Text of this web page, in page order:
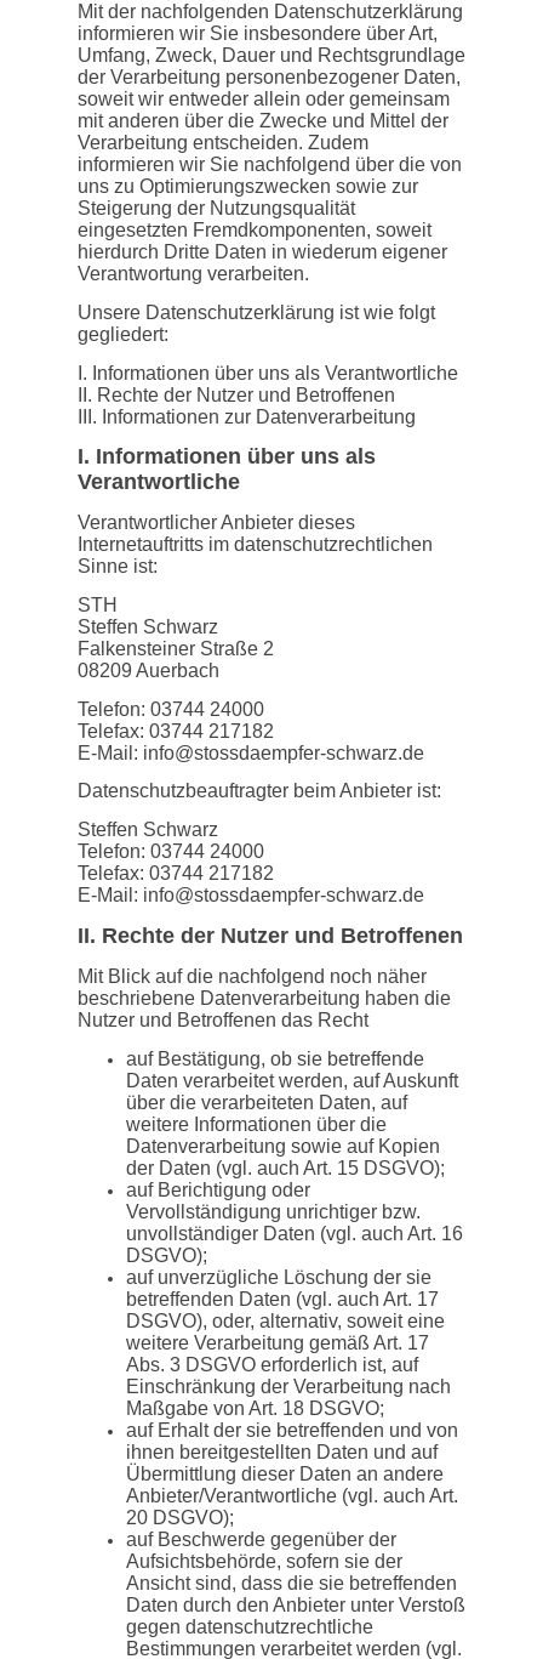
Mit der nachfolgenden Datenschutzerklärung
informieren wir Sie insbesondere über Art,
Umfang, Zweck, Dauer und Rechtsgrundlage
der Verarbeitung personenbezogener Daten,
soweit wir entweder allein oder gemeinsam
mit anderen über die Zwecke und Mittel der
Verarbeitung entscheiden. Zudem
informieren wir Sie nachfolgend über die von
uns zu Optimierungszwecken sowie zur
Steigerung der Nutzungsqualität
eingesetzten Fremdkomponenten, soweit
hierdurch Dritte Daten in wiederum eigener
Verantwortung verarbeiten.
Unsere Datenschutzerklärung ist wie folgt
gegliedert:
I. Informationen über uns als Verantwortliche
II. Rechte der Nutzer und Betroffenen
III. Informationen zur Datenverarbeitung
I. Informationen über uns als
Verantwortliche
Verantwortlicher Anbieter dieses
Internetauftritts im datenschutzrechtlichen
Sinne ist:
STH
Steffen Schwarz
Falkensteiner Straße 2
08209 Auerbach
Telefon: 03744 24000
Telefax: 03744 217182
E-Mail: info@stossdaempfer-schwarz.de
Datenschutzbeauftragter beim Anbieter ist:
Steffen Schwarz
Telefon: 03744 24000
Telefax: 03744 217182
E-Mail: info@stossdaempfer-schwarz.de
II. Rechte der Nutzer und Betroffenen
Mit Blick auf die nachfolgend noch näher
beschriebene Datenverarbeitung haben die
Nutzer und Betroffenen das Recht
auf Bestätigung, ob sie betreffende
Daten verarbeitet werden, auf Auskunft
über die verarbeiteten Daten, auf
weitere Informationen über die
Datenverarbeitung sowie auf Kopien
der Daten (vgl. auch Art. 15 DSGVO);
auf Berichtigung oder
Vervollständigung unrichtiger bzw.
unvollständiger Daten (vgl. auch Art. 16
DSGVO);
auf unverzügliche Löschung der sie
betreffenden Daten (vgl. auch Art. 17
DSGVO), oder, alternativ, soweit eine
weitere Verarbeitung gemäß Art. 17
Abs. 3 DSGVO erforderlich ist, auf
Einschränkung der Verarbeitung nach
Maßgabe von Art. 18 DSGVO;
auf Erhalt der sie betreffenden und von
ihnen bereitgestellten Daten und auf
Übermittlung dieser Daten an andere
Anbieter/Verantwortliche (vgl. auch Art.
20 DSGVO);
auf Beschwerde gegenüber der
Aufsichtsbehörde, sofern sie der
Ansicht sind, dass die sie betreffenden
Daten durch den Anbieter unter Verstoß
gegen datenschutzrechtliche
Bestimmungen verarbeitet werden (vgl.